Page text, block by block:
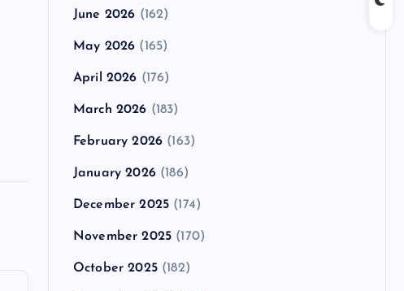
June 2026 (162)
May 2026 (165)
April 2026 (176)
March 2026 (183)
February 2026 (163)
January 2026(186)
December 2025 (174)
November 2025 (170)
October 2025(182)